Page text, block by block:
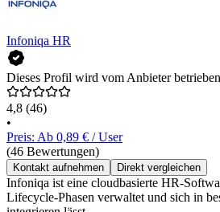
Infoniqa HR
Dieses Profil wird vom Anbieter betrieben
4,8 (46)
•
Preis: Ab 0,89 € / User
(46 Bewertungen)
Kontakt aufnehmen Direkt vergleichen
Infoniqa ist eine cloudbasierte HR-
Lifecycle-Phasen verwaltet und sich in